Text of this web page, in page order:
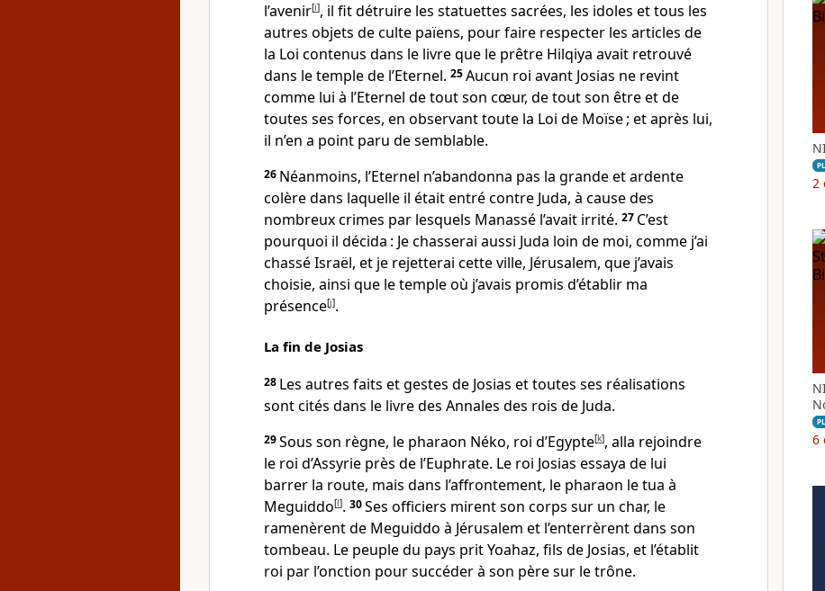
l’avenir[i], il fit détruire les statuettes sacrées, les idoles et tous les
autres objets de culte païens, pour faire respecter les articles de
la Loi contenus dans le livre que le prêtre Hilqiya avait retrouvé
dans le temple de l’Eternel. 25Aucun roi avant Josias ne revint
comme lui à l’Eternel de tout son cœur, de tout son être et de
toutes ses forces, en observant toute la Loi de Moïse ; et après lui,
il n’en a point paru de semblable.
26 Néanmoins, l’Eternel n’abandonna pas la grande et ardente
colère dans laquelle il était entré contre Juda, à cause des
nombreux crimes par lesquels Manassé l’avait irrité. 27 C’est
pourquoi il décida : Je chasserai aussi Juda loin de moi, comme j’ai
chassé Israël, et je rejetterai cette ville, Jérusalem, que j’avais
choisie, ainsi que le temple où j’avais promis d’établir ma
présence[j].
La fin de Josias
28 Les autres faits et gestes de Josias et toutes ses réalisations
sont cités dans le livre des Annales des rois de Juda.
29Sous son règne, le pharaon Néko, roi d’Egypte[k], alla rejoindre
le roi d’Assyrie près de l’Euphrate. Le roi Josias essaya de lui
barrer la route, mais dans l’affrontement, le pharaon le tua à
Meguiddo[l]. 30Ses officiers mirent son corps sur un char, le
ramenèrent de Meguiddo à Jérusalem et l’enterrèrent dans son
tombeau. Le peuple du pays prit Yoahaz, fils de Josias, et l’établit
roi par l’onction pour succéder à son père sur le trône.
2
6